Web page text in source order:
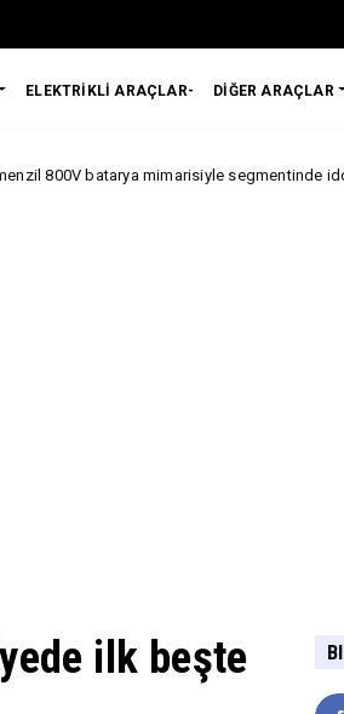
ELEKTRİKLİ ARAÇLAR- DİĞER ARAÇLAR
mimarisiyle segmentinde iddialı.
ilk beşte